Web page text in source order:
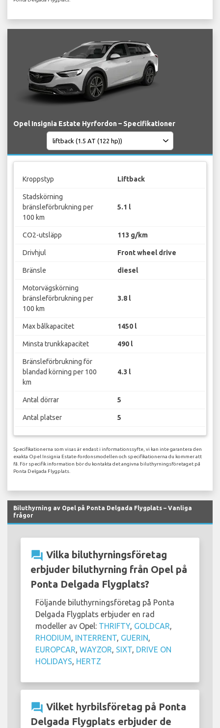
Opel Insignia Estate Hyrfordon – Specifikationer
Kroppstyp Liftback
Stadskörning
bränsleförbrukning per
100 km
5.1 l
CO2-utsläpp 113 g/km
Drivhjul Front wheel drive
Bränsle diesel
Motorvägskörning
bränsleförbrukning per
100 km
3.8 l
Max bålkapacitet 1450 l
Minsta trunkkapacitet 490 l
Bränsleförbrukning för
blandad körning per 100
km
4.3 l
Antal dörrar 5
Antal platser 5
Specifikationerna som visas är endast i informationssyfte, vi kan inte garantera den
exakta Opel Insignia Estate-fordonsmodellen och specifikationerna du kommer att
få. För specifik information bör du kontakta det angivna biluthyrningsföretaget på
Ponta Delgada Flygplats.
Biluthyrning av Opel på Ponta Delgada Flygplats – Vanliga
frågor
question_answer Vilka biluthyrningsföretag
erbjuder biluthyrning från Opel på
Ponta Delgada Flygplats?
Följande biluthyrningsföretag på Ponta
Delgada Flygplats erbjuder en rad
modeller av Opel: THRIFTY, GOLDCAR,
RHODIUM, INTERRENT, GUERIN,
EUROPCAR, WAYZOR, SIXT, DRIVE ON
HOLIDAYS, HERTZ
question_answer Vilket hyrbilsföretag på Ponta
Delgada Flygplats erbjuder de